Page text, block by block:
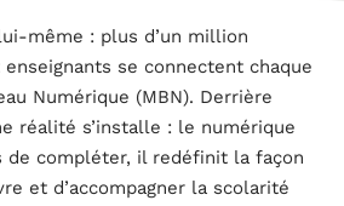
même : plus d’un million
enseignants se connectent chaque
Numérique (MBN). Derrière
réalité s’installe : le numérique
de compléter, il redéfinit la façon
et d’accompagner la scolarité